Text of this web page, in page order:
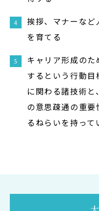
挨拶、マナーな
を育てる
キャリア形成の
するという行動
に関わる諸技術
の意思疎通の重要
るねらいを持って